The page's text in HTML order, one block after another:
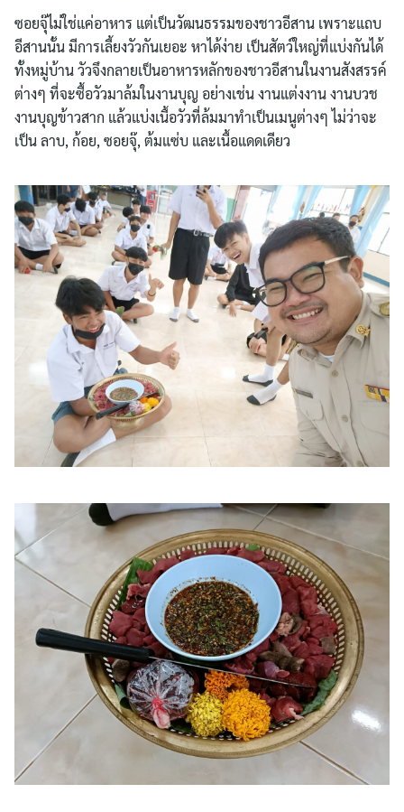
Search
for:
ซอยจุ๊ไม่ใช่แค่อาหาร แต่เป็นวัฒนธรรมของชาวอีสาน เพราะแถบ
อีสานนั้น มีการเลี้ยงวัวกันเยอะ หาได้ง่าย เป็นสัตว์ใหญ่ที่แบ่งกันได้
ทั้งหมู่บ้าน วัวจึงกลายเป็นอาหารหลักของชาวอีสานในงานสังสรรค์
ต่างๆ ที่จะซื้อวัวมาล้มในงานบุญ อย่างเช่น งานแต่งงาน งานบวช
งานบุญข้าวสาก แล้วแบ่งเนื้อวัวที่ล้มมาทำเป็นเมนูต่างๆ ไม่ว่าจะ
เป็น ลาบ, ก้อย, ซอยจุ๊, ต้มแซ่บ และเนื้อแดดเดียว